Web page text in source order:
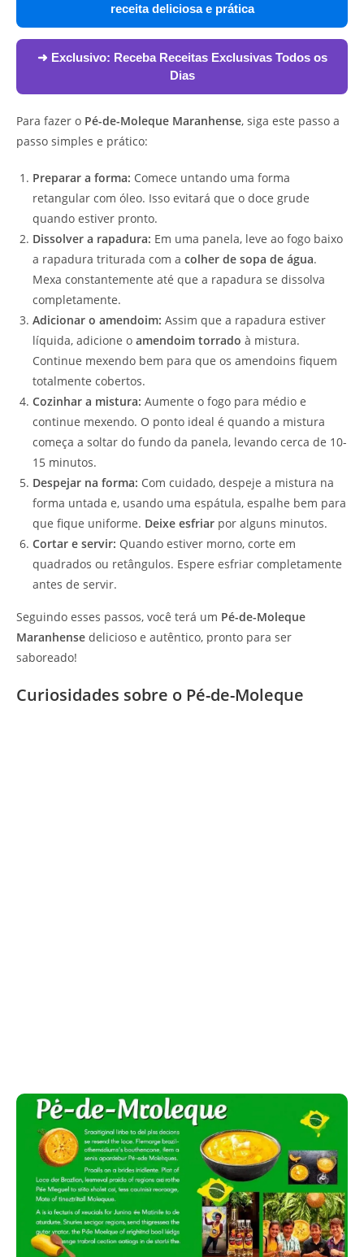
receita deliciosa e prática
➜ Exclusivo: Receba Receitas Exclusivas Todos os
Dias
Para fazer o Pé-de-Moleque Maranhense, siga este passo a
passo simples e prático:
Preparar a forma: Comece untando uma forma
retangular com óleo. Isso evitará que o doce grude
quando estiver pronto.
Dissolver a rapadura: Em uma panela, leve ao fogo baixo
a rapadura triturada com a colher de sopa de água.
Mexa constantemente até que a rapadura se dissolva
completamente.
Adicionar o amendoim: Assim que a rapadura estiver
líquida, adicione o amendoim torrado à mistura.
Continue mexendo bem para que os amendoins fiquem
totalmente cobertos.
Cozinhar a mistura: Aumente o fogo para médio e
continue mexendo. O ponto ideal é quando a mistura
começa a soltar do fundo da panela, levando cerca de 10-
15 minutos.
Despejar na forma: Com cuidado, despeje a mistura na
forma untada e, usando uma espátula, espalhe bem para
que fique uniforme. Deixe esfriar por alguns minutos.
Cortar e servir: Quando estiver morno, corte em
quadrados ou retângulos. Espere esfriar completamente
antes de servir.
Seguindo esses passos, você terá um Pé-de-Moleque
Maranhense delicioso e autêntico, pronto para ser
saboreado!
Curiosidades sobre o Pé-de-Moleque